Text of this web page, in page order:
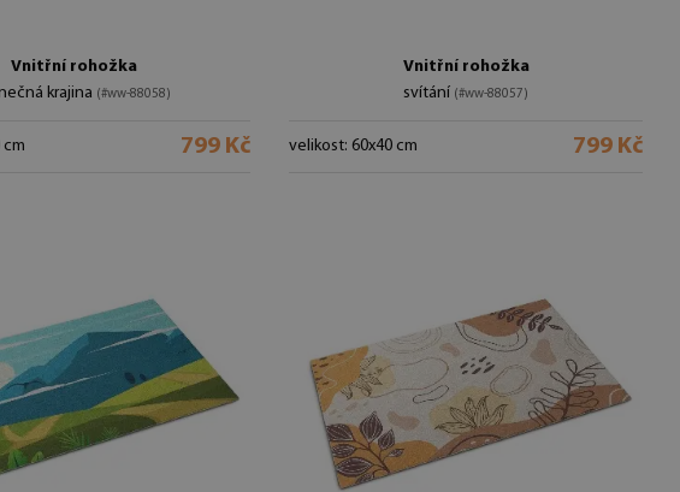
Vnitřní rohožka
krajina (#ww-88058)
cm 799 Kč
Vnitřní rohožka
svítání (#ww-88057)
velikost: 60x40 cm 799 Kč